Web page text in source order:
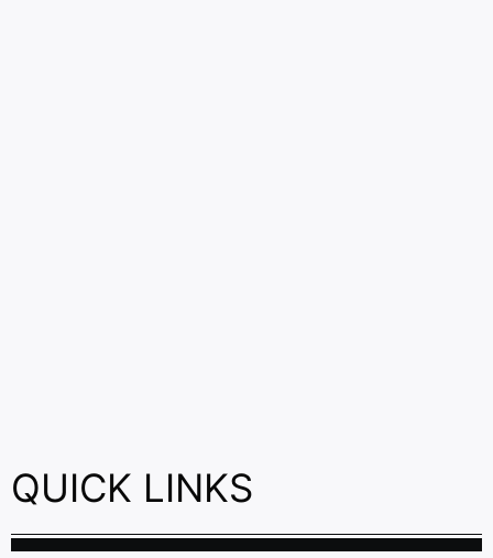
QUICK LINKS